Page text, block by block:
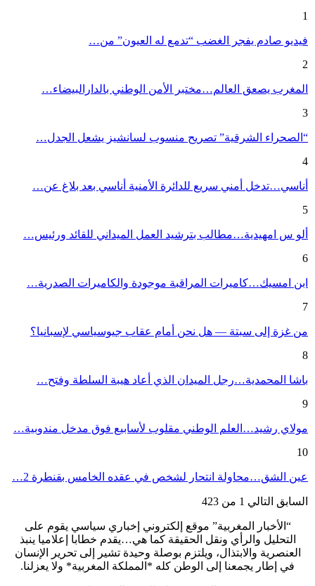
1
فيديو صادم يفجر الغضب “تدمع له العيون” من…
2
المغرب يصعق العالم…مختبر الأمن الوطني بالدارالبيضاء…
3
“الصحراء الشرقية” تصريح منسوب لسانشيز يشعل الجدل…
4
أناسي…تدخل أمني سريع للدائرة الأمنية أناسي بعد بلاغ عن…
5
ألو س امهيدية…مطالب بترشيد العمل الميداني للقائد ورئيس…
6
ابن امسيك…كاميرات المراقبة موجودة والكاميرات الصدرية…
7
من غزة إلى سبتة — هل نحن أمام عقاب جيوسياسي لإسبانيا؟
8
باشا المحمدية…رجل الميدان الذي أعاد هيبة السلطة وفتح…
9
مولاي رشيد…العلم الوطني مقلوب لأسابيع فوق مدخل مندوبية…
10
عين الشق…محاولة انتحار لشخص في عقده الخامس بقنطرة 2…
السابق التالي 1 من 423
“الأخبار المغربية” موقع إلكتروني إخباري سياسي يقوم على
التحليل والرأي ونقل الحقيقة كما هي…يقدم خطابا إعلاميا ينبذ
العنصرية والابتذال، ويلتزم بوصلة وحيدة تشير إلى تحرير الإنسان
في إطار يجمعنا إلى الوطن كله *المملكة المغربية* ولا يعزلنا.